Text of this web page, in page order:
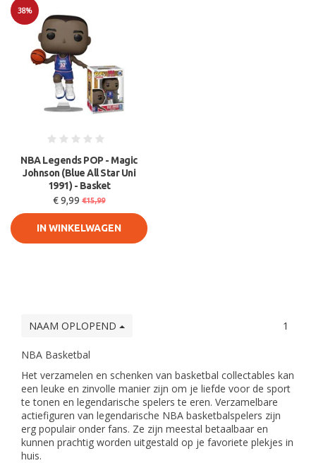
38%
NBA Legends POP - Magic
Johnson (Blue All Star Uni
1991) - Basket
€ 9,99 €15,99
IN WINKELWAGEN
NAAM OPLOPEND 1
NBA Basketbal
Het verzamelen en schenken van basketbal collectables kan
een leuke en zinvolle manier zijn om je liefde voor de sport
te tonen en legendarische spelers te eren. Verzamelbare
actiefiguren van legendarische NBA basketbalspelers zijn
erg populair onder fans. Ze zijn meestal betaalbaar en
kunnen prachtig worden uitgestald op je favoriete plekjes in
huis.